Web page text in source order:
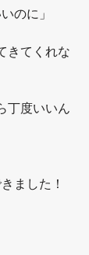
のに」
きてくれな
丁度いいん
ました！